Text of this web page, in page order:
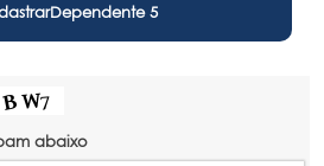
5
abaixo